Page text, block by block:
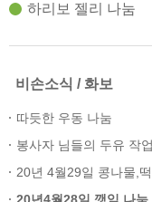
하리보 젤리 나눔
비손소식 / 화보
따듯한 우동 나눔
봉사자 님들의 두유 작업
20년 4월29일 콩나물,떡